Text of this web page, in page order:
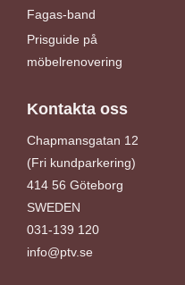
Fagas-band
Prisguide på
möbelrenovering
Kontakta oss
Chapmansgatan 12
(Fri kundparkering)
414 56 Göteborg
SWEDEN
031-139 120
info@ptv.se